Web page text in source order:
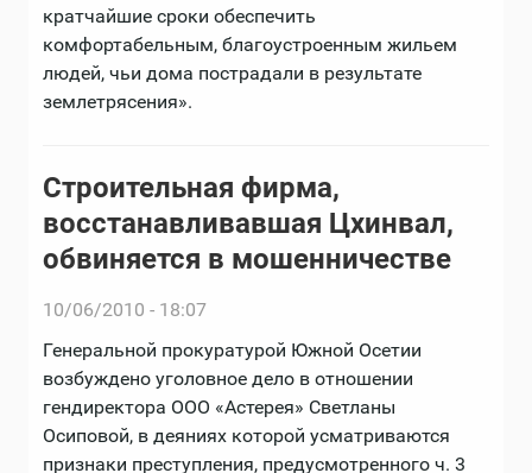
кратчайшие сроки обеспечить
комфортабельным, благоустроенным жильем
людей, чьи дома пострадали в результате
землетрясения».
Строительная фирма,
восстанавливавшая Цхинвал,
обвиняется в мошенничестве
10/06/2010 - 18:07
Генеральной прокуратурой Южной Осетии
возбуждено уголовное дело в отношении
гендиректора ООО «Астерея» Светланы
Осиповой, в деяниях которой усматриваются
признаки преступления, предусмотренного ч. 3